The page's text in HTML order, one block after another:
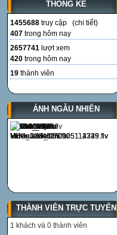
THỐNG KÊ
1455688 truy cập (chi tiết)
407 trong hôm nay
2657741 lượt xem
420 trong hôm nay
19 thành viên
ẢNH NGẪU NHIÊN
THÀNH VIÊN TRỰC TUYẾN
1 khách và 0 thành viên